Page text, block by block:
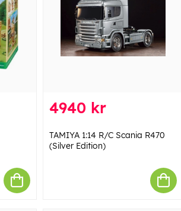
4940 kr
TAMIYA 1:14 R/C Scania R470
(Silver Edition)